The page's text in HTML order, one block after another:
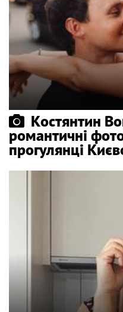
Костянтин
романтичні
прогулянці